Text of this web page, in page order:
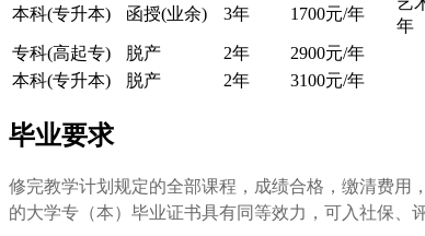
本科(专升本) 函授(业余) 3年 1700元/年
年
专科(高起专)
脱产 2年
2900元/年
本科(专升本)
脱产 2年 3100元/年
毕业要求
修完教学计划规定的全部课程，成绩合格，缴清费用
的大学专（本）毕业证书具有同等效力，可入社保、